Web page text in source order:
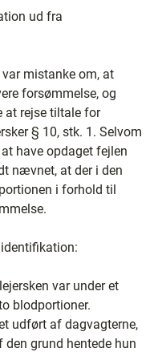
ud fra
mistanke om, at
forsømmelse, og
at rejse tiltale for
§ 10, stk. 1. Selvom
have opdaget fejlen
nævnet, at der i den
i forhold til
var under et
blodportioner.
udført af dagvagterne,
grund hentede hun